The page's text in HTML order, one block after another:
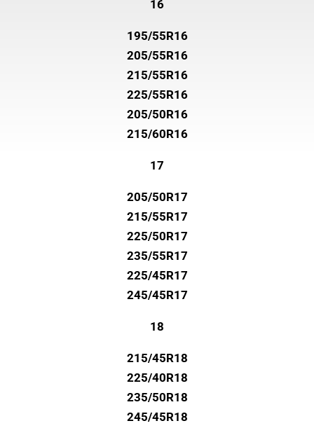
16
195/55R16
205/55R16
215/55R16
225/55R16
205/50R16
215/60R16
17
205/50R17
215/55R17
225/50R17
235/55R17
225/45R17
245/45R17
18
215/45R18
225/40R18
235/50R18
245/45R18